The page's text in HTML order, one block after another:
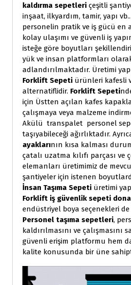
kaldırma sepetleri çeşitli
inşaat, ilkyardım, tamir, yapı
personelin pratik ve iş gücü en
kolay ulaşımı ve güvenli iş
isteğe göre boyutları
yük ve insan platformları
adlandırılmaktadır. Üretimi
Forklift Sepeti ürünleri kafesli
alternatiflidir. Forklift Sepeti
için Üstten açılan kafes
çalışmaya veya malzeme
Akülü transpalet personel
taşıyabileceği ağırlıktadır.
ayaklarının kısa kalması
çatalı uzatma kılıfı parçası ve
elemanları üretimimiz de
şantiyeler için istenen
İnsan Taşıma Sepeti üretimi
Forklift iş güvenlik sepeti
endüstriyel boya seçenekleri
Personel taşıma sepetleri,
kaldırılmasını ve çalışmasını
güvenli erişim platformu hem
kalite konusunda bir üne